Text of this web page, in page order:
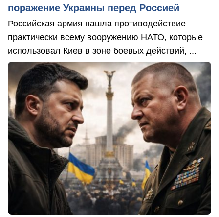
поражение Украины перед Россией
Российская армия нашла противодействие
практически всему вооружению НАТО, которые
использовал Киев в зоне боевых действий, ...